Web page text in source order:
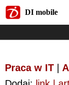
DI mobile
Praca w IT
DI mobile